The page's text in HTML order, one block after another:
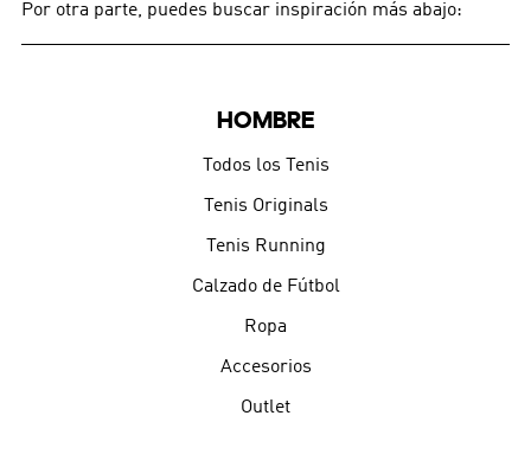
Por otra parte, puedes buscar inspiración más abajo:
HOMBRE
Todos los Tenis
Tenis Originals
Tenis Running
Calzado de Fútbol
Ropa
Accesorios
Outlet